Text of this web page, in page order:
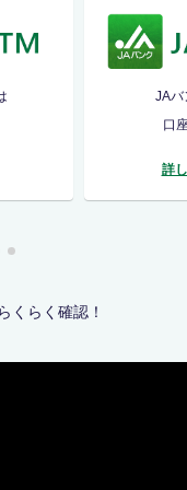
JAバ
口
詳
くらく確認！